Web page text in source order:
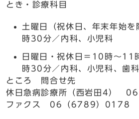
とき・診療科目
土曜日（祝休日、年末年始
時30分／内科、小児科
日曜日・祝休日＝10時～
時30分／内科、小児科、歯科
ところ 問合せ先
休日急病診療所（西岩田4）
ファクス 06（6789）0178